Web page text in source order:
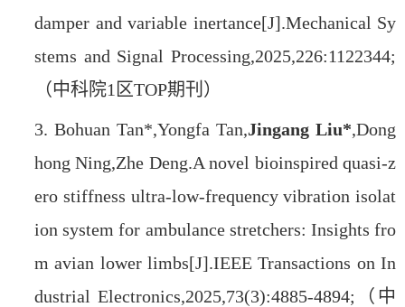
damper and variable inertance[J].Mechanical Sy
stems and Signal Processing,2025,226:1122344;
（中科院1区TOP期刊）
3. Bohuan Tan*,Yongfa Tan,Jingang Liu*,Dong
hong Ning,Zhe Deng.A novel bioinspired quasi-z
ero stiffness ultra-low-frequency vibration isolat
ion system for ambulance stretchers: Insights fro
m avian lower limbs[J].IEEE Transactions on In
dustrial Electronics,2025,73(3):4885-4894; （中